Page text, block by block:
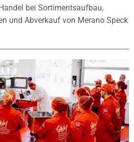
bei Sortimentsaufbau,
und Abverkauf von Merano Speck